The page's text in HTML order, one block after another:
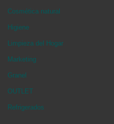
Cosmética natural
Higiene
Limpieza del Hogar
Marketing
Granel
OUTLET
Refrigerados